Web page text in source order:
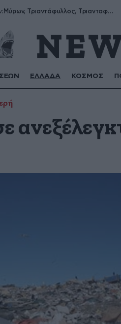
Μύρων, Τριαντάφυλλος, Τριανταφυλλιά, Φυλλιώ, Ρόζα
ΕΛΛΑΔΑ ΚΟΣΜΟΣ